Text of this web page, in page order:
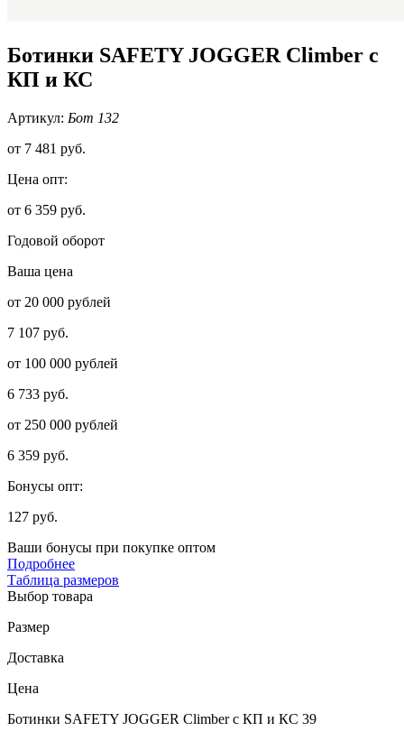
Ботинки SAFETY JOGGER Climber с
КП и КС
Артикул: Бот 132
от 7 481 руб.
Цена опт:
от 6 359 руб.
Годовой оборот
Ваша цена
от 20 000 рублей
7 107 руб.
от 100 000 рублей
6 733 руб.
от 250 000 рублей
6 359 руб.
Бонусы опт:
127 руб.
Ваши бонусы при покупке оптом
Подробнее
Таблица размеров
Выбор товара
Размер
Доставка
Цена
Ботинки SAFETY JOGGER Climber с КП и КС 39